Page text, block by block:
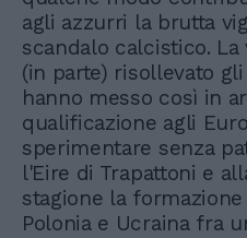
agli azzurri la brutta
scandalo calcistico.
(in parte) risollevato
hanno messo così in
qualificazione agli
sperimentare senza
l'Eire di Trapattoni e
stagione la
Polonia e Ucraina fra